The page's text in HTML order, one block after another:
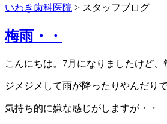
いわき歯科医院 > スタッフブログ
梅雨・・
こんにちは。7月になりましたけど、
ジメジメして雨が降ったりやんだり
気持ち的に嫌な感じがしますが・・